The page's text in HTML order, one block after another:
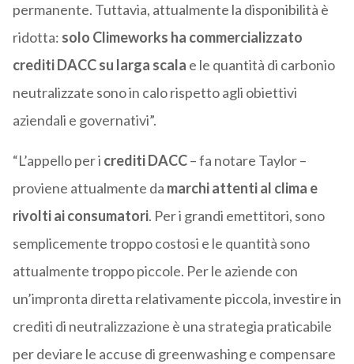
permanente. Tuttavia, attualmente la disponibilità è
ridotta: solo Climeworks ha commercializzato
crediti DACC su larga scala e le quantità di carbonio
neutralizzate sono in calo rispetto agli obiettivi
aziendali e governativi”.
“L’appello per i crediti DACC– fa notare Taylor –
proviene attualmente da marchi attenti al clima e
rivolti ai consumatori. Per i grandi emettitori, sono
semplicemente troppo costosi e le quantità sono
attualmente troppo piccole. Per le aziende con
un’impronta diretta relativamente piccola, investire in
crediti di neutralizzazione è una strategia praticabile
per deviare le accuse di greenwashing e compensare